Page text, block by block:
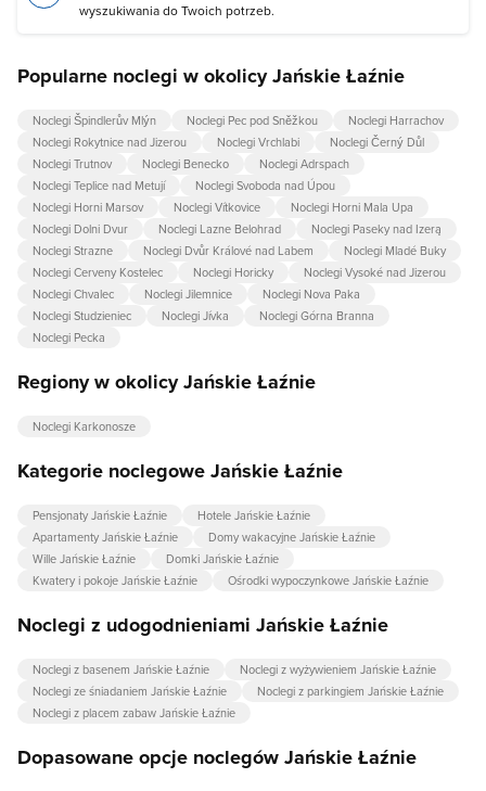
wyszukiwania do Twoich potrzeb.
Popularne noclegi w okolicy Jańskie Łaźnie
Noclegi Špindlerův Mlýn Noclegi Pec pod Sněžkou
Noclegi Harrachov
Noclegi Rokytnice nad Jizerou
Noclegi Vrchlabi
Noclegi Černý Důl
Noclegi Trutnov
Noclegi Benecko
Noclegi Adrspach
Noclegi Teplice nad Metují
Noclegi Svoboda nad Úpou
Noclegi Horni Marsov
Noclegi Vítkovice
Noclegi Horni Mala Upa
Noclegi Dolni Dvur
Noclegi Lazne Belohrad
Noclegi Paseky nad Izerą
Noclegi Strazne
Noclegi Dvůr Králové nad Labem
Noclegi Mladé Buky
Noclegi Cerveny Kostelec
Noclegi Horicky
Noclegi Vysoké nad Jizerou
Noclegi Chvalec
Noclegi Jilemnice
Noclegi Nova Paka
Noclegi Studzieniec
Noclegi Jívka
Noclegi Górna Branna
Noclegi Pecka
Regiony w okolicy Jańskie Łaźnie
Noclegi Karkonosze
Kategorie noclegowe Jańskie Łaźnie
Pensjonaty Jańskie Łaźnie
Hotele Jańskie Łaźnie
Apartamenty Jańskie Łaźnie
Domy wakacyjne Jańskie Łaźnie
Wille Jańskie Łaźnie
Domki Jańskie Łaźnie
Kwatery i pokoje Jańskie Łaźnie
Ośrodki wypoczynkowe Jańskie Łaźnie
Noclegi z udogodnieniami Jańskie Łaźnie
Noclegi z basenem Jańskie Łaźnie
Noclegi z wyżywieniem Jańskie Łaźnie
Noclegi ze śniadaniem Jańskie Łaźnie
Noclegi z parkingiem Jańskie Łaźnie
Noclegi z placem zabaw Jańskie Łaźnie
Dopasowane opcje noclegów Jańskie Łaźnie